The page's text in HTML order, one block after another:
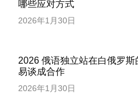
哪些应对方式
2026年1月30日
2026 俄语独立站在白俄罗
易谈成合作
2026年1月30日